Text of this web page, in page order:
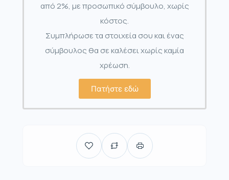
από 2%, με προσωπικό σύμβουλο, χωρίς
κόστος.
Συμπλήρωσε τα στοιχεία σου και ένας
σύμβουλος θα σε καλέσει χωρίς καμία
χρέωση.
Πατήστε εδώ